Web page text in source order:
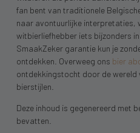
fan bent van traditionele
naar avontuurlijke interpretaties,
witbierliefhebber iets bijzonders
SmaakZeker garantie kun je
ontdekken. Overweeg ons bier
ontdekkingstocht door de wereld
bierstijlen.
Deze inhoud is gegenereerd met
bevatten.